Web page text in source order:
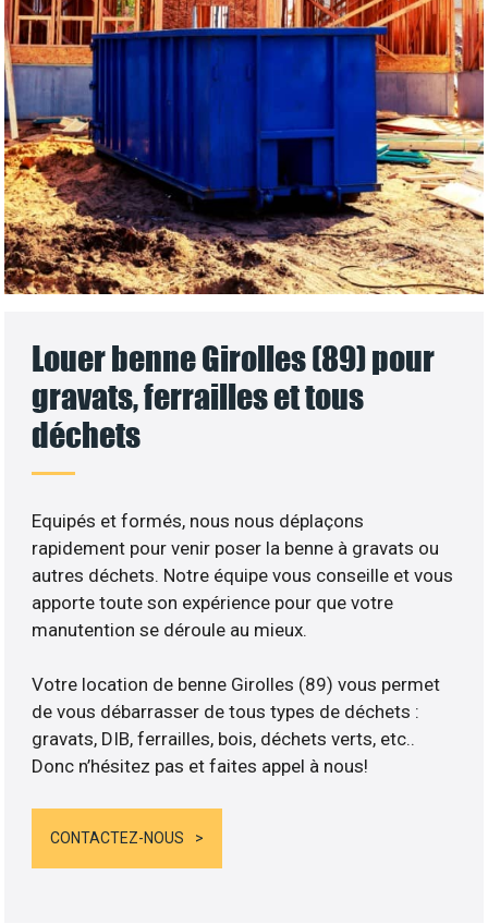
Louer benne Girolles (89) pour
gravats, ferrailles et tous
déchets
Equipés et formés, nous nous déplaçons
rapidement pour venir poser la benne à gravats ou
autres déchets. Notre équipe vous conseille et vous
apporte toute son expérience pour que votre
manutention se déroule au mieux.
Votre location de benne Girolles (89) vous permet
de vous débarrasser de tous types de déchets :
gravats, DIB, ferrailles, bois, déchets verts, etc..
Donc n’hésitez pas et faites appel à nous!
CONTACTEZ-NOUS